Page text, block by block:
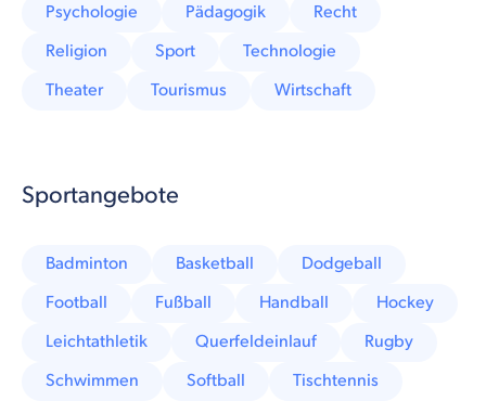
Psychologie
Pädagogik
Recht
Religion
Sport
Technologie
Theater
Tourismus Wirtschaft
Sportangebote
Badminton Basketball
Dodgeball
Football
Fußball Handball
Hockey
Leichtathletik
Querfeldeinlauf
Rugby
Schwimmen
Softball
Tischtennis